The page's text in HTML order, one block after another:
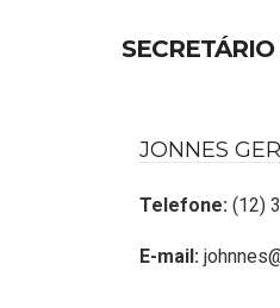
JONNES
Telefone: (12)
E-mail: